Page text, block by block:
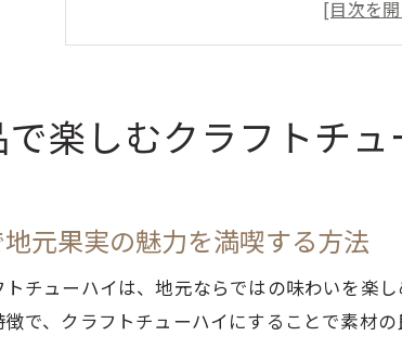
地産地消を意識したクラフ
地産地消を体感するクラフトチ
クラフトチューハイで千葉
クラフトチューハイで地産
千葉のおすすめ手土産にク
楽しむクラフトチ
元果実の魅力を満喫する方法
チューハイは、地元ならではの味わいを楽
で、クラフトチューハイにすることで素材の